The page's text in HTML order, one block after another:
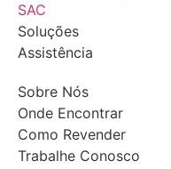
SAC
Soluções
Assistência
Sobre Nós
Onde Encontrar
Como Revender
Trabalhe Conosco